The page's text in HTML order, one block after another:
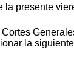
la presente
la